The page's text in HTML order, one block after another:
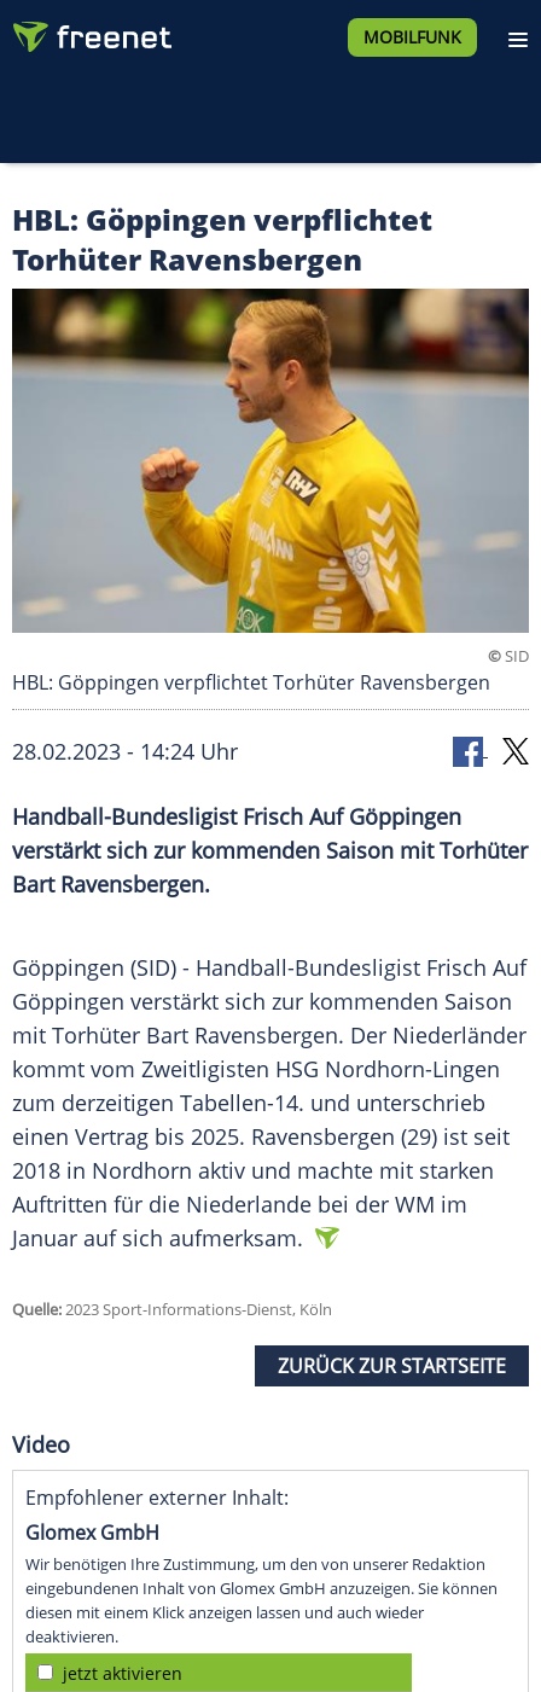
MOBILFUNK
HBL: Göppingen verpflichtet
Torhüter Ravensbergen
©SID
HBL: Göppingen verpflichtet Torhüter Ravensbergen
28.02.2023 - 14:24 Uhr
Handball-Bundesligist Frisch Auf Göppingen
verstärkt sich zur kommenden Saison mit Torhüter
Bart Ravensbergen.
Göppingen (SID) - Handball-Bundesligist Frisch Auf
Göppingen verstärkt sich zur kommenden Saison
mit Torhüter Bart Ravensbergen. Der Niederländer
kommt vom Zweitligisten HSG Nordhorn-Lingen
zum derzeitigen Tabellen-14. und unterschrieb
einen Vertrag bis 2025. Ravensbergen (29) ist seit
2018 in Nordhorn aktiv und machte mit starken
Auftritten für die Niederlande bei der WM im
Januar auf sich aufmerksam.
Quelle:2023 Sport-Informations-Dienst, Köln
ZURÜCK ZUR STARTSEITE
Video
Empfohlener externer Inhalt:
Glomex GmbH
Wir benötigen Ihre Zustimmung, um den von unserer Redaktion
eingebundenen Inhalt von Glomex GmbH anzuzeigen. Sie können
diesen mit einem Klick anzeigen lassen und auch wieder
deaktivieren.
jetzt aktivieren